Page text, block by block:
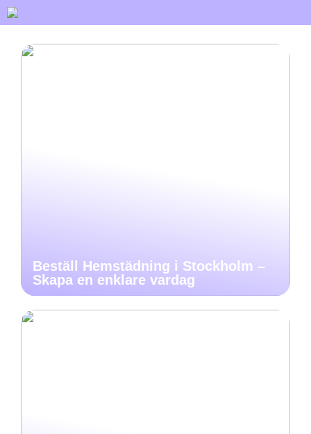
Beställ Hemstädning i Stockholm –
Skapa en enklare vardag